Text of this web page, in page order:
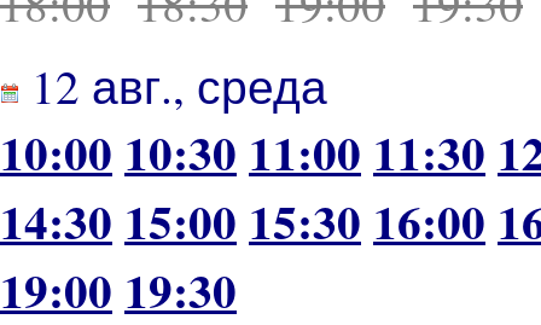
12 авг., среда
10:00 10:30 11:00 11:30
14:30 15:00 15:30 16:00
19:00 19:30